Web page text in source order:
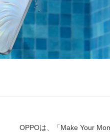
OPPOは、「Make Your